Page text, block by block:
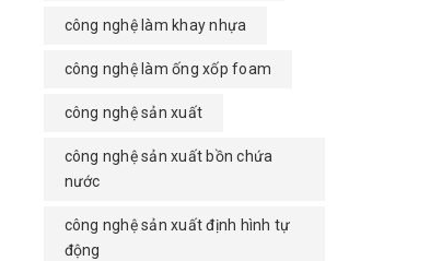
công nghệ làm khay nhựa
công nghệ làm ống xốp foam
công nghệ sản xuất
công nghệ sản xuất bồn chứa
nước
công nghệ sản xuất định hình tự
động